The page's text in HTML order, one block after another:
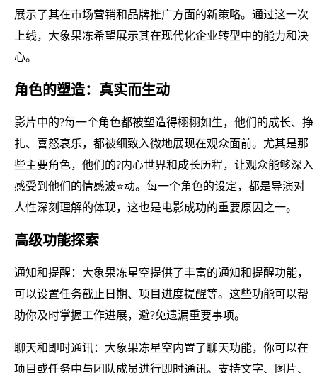
展示了其在市场营销和品牌推广方面的新策略。通过这一次
上线，大象果冻希望展示其在现代化企业转型中的能力和决
心。
角色的塑造：真实而生动
影片中的?每一个角色都被塑造得栩栩如生，他们的成长、挣
扎、喜怒哀乐，都被细致入微地展现在观众面前。尤其是那
些主要角色，他们的?内心世界和成长历程，让观众能够深入
感受到他们的情感波⭐动。每一个角色的设定，都是导演对
人性深刻理解的体现，这也是电影成功的重要原因之一。
高级功能探索
通知和提醒：大象果冻星空提供了丰富的通知和提醒功能，
可以设置任务截止日期、项目进度提醒等。这些功能可以帮
助你及时掌握工作进展，避?免遗漏重要事项。
聊天和即时通讯：大象果冻星空内置了聊天功能，你可以在
项目或任务中与团队成员进行即时通讯。支持文字、图片、